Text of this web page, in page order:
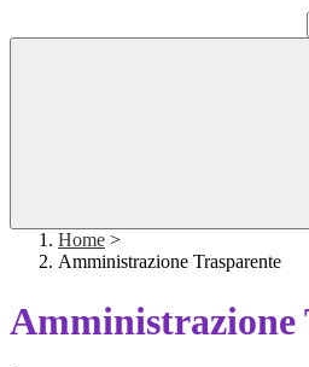
Home >
Amministrazione Trasparente
Amministrazione